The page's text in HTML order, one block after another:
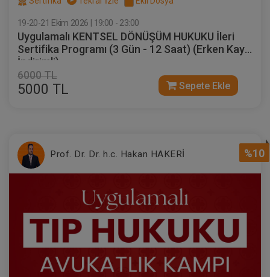
19-20-21 Ekim 2026 | 19:00 - 23:00
Uygulamalı KENTSEL DÖNÜŞÜM HUKUKU İleri
Sertifika Programı (3 Gün - 12 Saat) (Erken Kayıt
İndirimli)
6000 TL
5000 TL Sepete Ekle
%10
Prof. Dr. Dr. h.c. Hakan HAKERİ